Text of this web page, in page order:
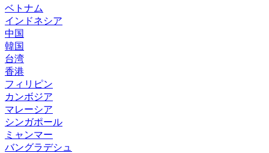
ベトナム
インドネシア
中国
韓国
台湾
香港
フィリピン
カンボジア
マレーシア
シンガポール
ミャンマー
バングラデシュ